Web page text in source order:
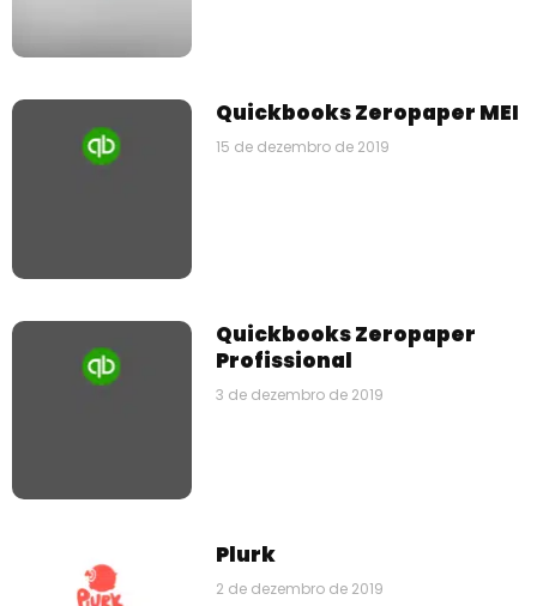
Quickbooks Zeropaper MEI
15 de dezembro de 2019
Quickbooks Zeropaper
Profissional
3 de dezembro de 2019
Plurk
2 de dezembro de 2019